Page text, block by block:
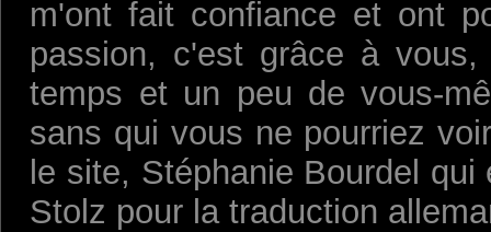
m'ont fait confiance et ont
passion, c'est grâce à
temps et un peu de vous-
sans qui vous ne pourriez
le site, Stéphanie Bourdel
Stolz pour la traduction